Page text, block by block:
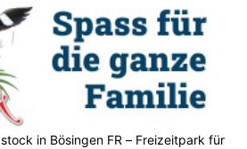
in Bösingen FR – Freizeitpark für